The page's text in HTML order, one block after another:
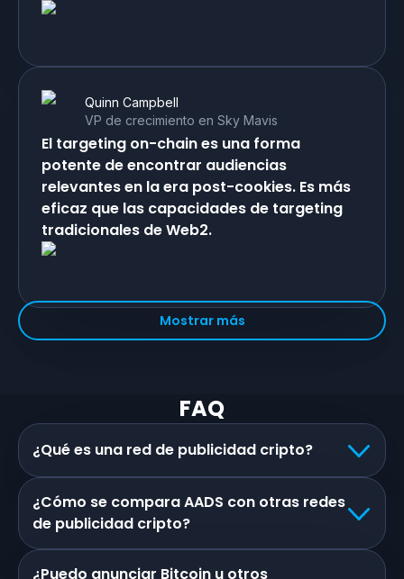
El targeting on-chain es una forma
potente de encontrar audiencias
relevantes en la era post-cookies. Es más
eficaz que las capacidades de targeting
tradicionales de Web2.
Quinn Campbell
VP de crecimiento en Sky Mavis
Mostrar más
FAQ
¿Qué es una red de publicidad cripto?
¿Cómo se compara AADS con otras redes
de publicidad cripto?
¿Puedo anunciar Bitcoin u otros